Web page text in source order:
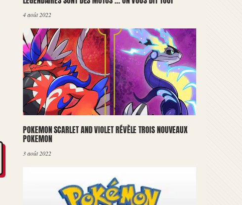
4 août 2022
POKEMON SCARLET AND VIOLET RÉVÈLE TROIS NOUVEAUX
POKEMON
3 août 2022